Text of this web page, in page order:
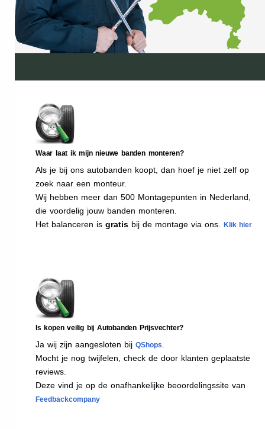
Waar laat ik mijn nieuwe banden monteren?
Als je bij ons autobanden koopt, dan hoef je niet zelf op
zoek naar een monteur.
Wij hebben meer dan 500 Montagepunten in Nederland,
die voordelig jouw banden monteren.
Het balanceren is gratis bij de montage via ons. Klik hier
Is kopen veilig bij Autobanden Prijsvechter?
Ja wij zijn aangesloten bij QShops
Mocht je nog twijfelen, check de door klanten geplaatste
reviews.
Deze vind je op de onafhankelijke beoordelingssite van
Feedbackcompany